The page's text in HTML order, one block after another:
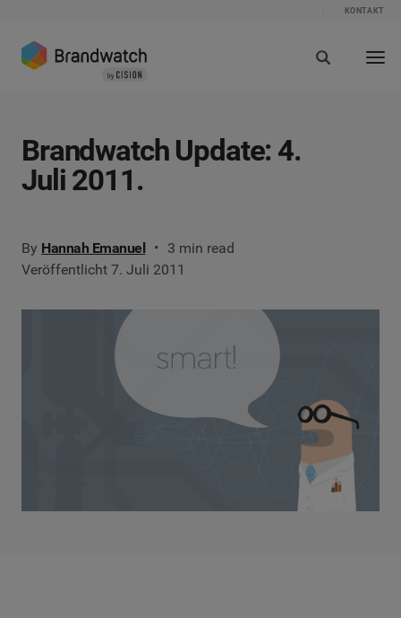
KONTAKT
Brandwatch Update: 4.
Juli 2011.
By Hannah Emanuel
3 min read
Veröffentlicht 7. Juli 2011